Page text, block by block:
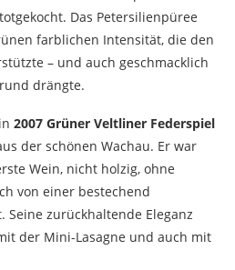
Das Petersilienpüree
farblichen Intensität, die den
– und auch geschmacklich
drängte.
2007 Grüner Veltliner Federspiel
der schönen Wachau. Er war
Wein, nicht holzig, ohne
von einer bestechend
Seine zurückhaltende Eleganz
der Mini-Lasagne und auch mit